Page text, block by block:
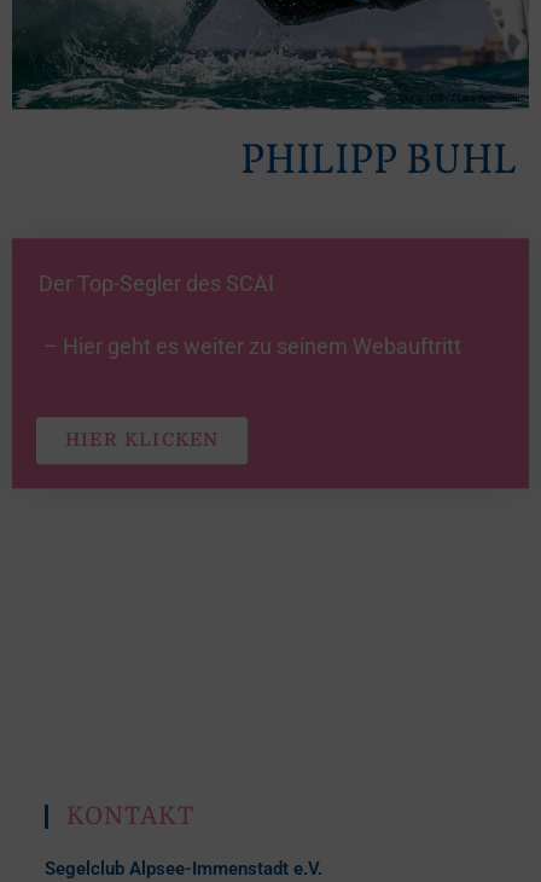
PHILIPP BUHL
Der Top-Segler des SCAI
– Hier geht es weiter zu seinem Webauftritt
HIER KLICKEN
KONTAKT
Segelclub Alpsee-Immenstadt e.V.